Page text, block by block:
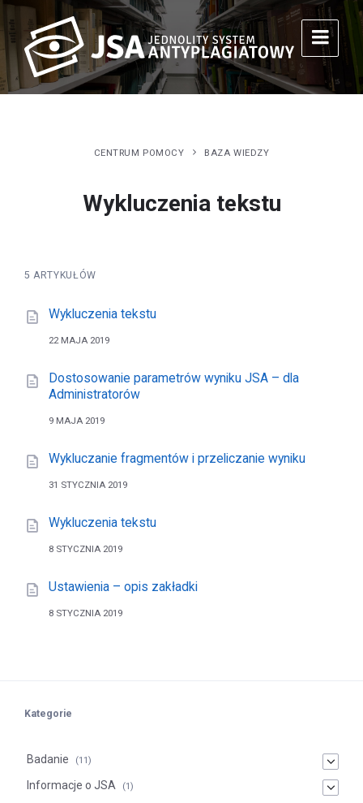
CENTRUM POMOCY BAZA WIEDZY
Wykluczenia tekstu
5 ARTYKUŁÓW
Wykluczenia tekstu
22 MAJA 2019
Dostosowanie parametrów wyniku JSA – dla
Administratorów
9 MAJA 2019
Wykluczanie fragmentów i przeliczanie wyniku
31 STYCZNIA 2019
Wykluczenia tekstu
8 STYCZNIA 2019
Ustawienia – opis zakładki
8 STYCZNIA 2019
Kategorie
Badanie (11)
Informacje o JSA (1)